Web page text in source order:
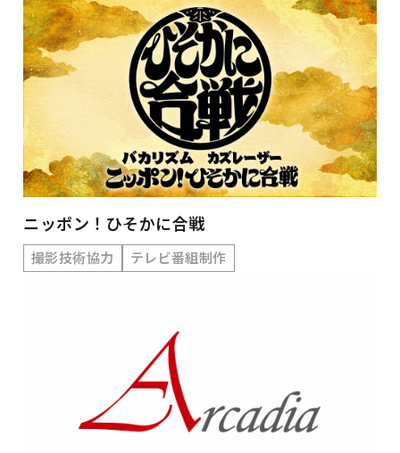
ニッポン！ひそかに合戦
撮影技術協力 テレビ番組制作